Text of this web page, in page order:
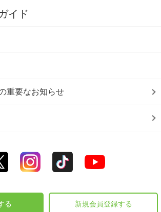
イド
重要なお知らせ
る 新規会員登録する